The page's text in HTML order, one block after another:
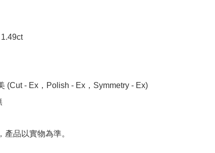
(Cut - Ex，Polish - Ex，Symmetry - Ex)
產品以實物為準。